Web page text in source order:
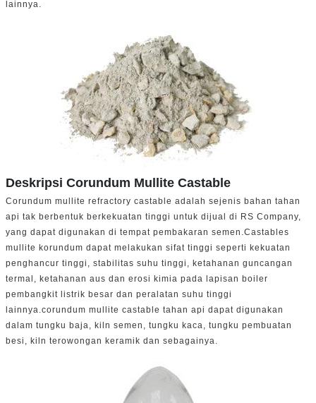
lainnya.
Deskripsi Corundum Mullite Castable
Corundum mullite refractory castable adalah sejenis bahan tahan
api tak berbentuk berkekuatan tinggi untuk dijual di RS Company,
yang dapat digunakan di tempat pembakaran semen.Castables
mullite korundum dapat melakukan sifat tinggi seperti kekuatan
penghancur tinggi, stabilitas suhu tinggi, ketahanan guncangan
termal, ketahanan aus dan erosi kimia pada lapisan boiler
pembangkit listrik besar dan peralatan suhu tinggi
lainnya.corundum mullite castable tahan api dapat digunakan
dalam tungku baja, kiln semen, tungku kaca, tungku pembuatan
besi, kiln terowongan keramik dan sebagainya.